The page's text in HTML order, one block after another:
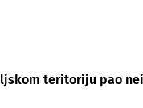
teritoriju pao